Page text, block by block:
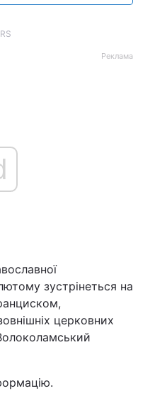
Реклама
зустрінеться на
церковних